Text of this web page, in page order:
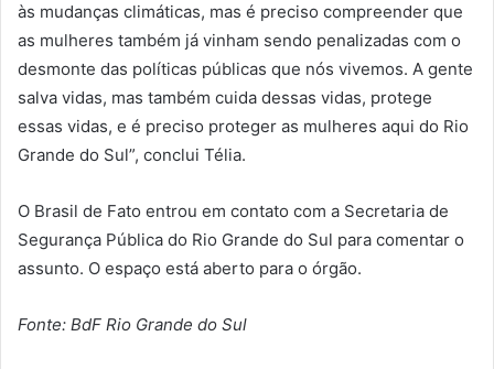
às mudanças climáticas, mas é preciso compreender que
as mulheres também já vinham sendo penalizadas com o
desmonte das políticas públicas que nós vivemos. A gente
salva vidas, mas também cuida dessas vidas, protege
essas vidas, e é preciso proteger as mulheres aqui do Rio
Grande do Sul”, conclui Télia.
O Brasil de Fato entrou em contato com a Secretaria de
Segurança Pública do Rio Grande do Sul para comentar o
assunto. O espaço está aberto para o órgão.
Fonte: BdF Rio Grande do Sul